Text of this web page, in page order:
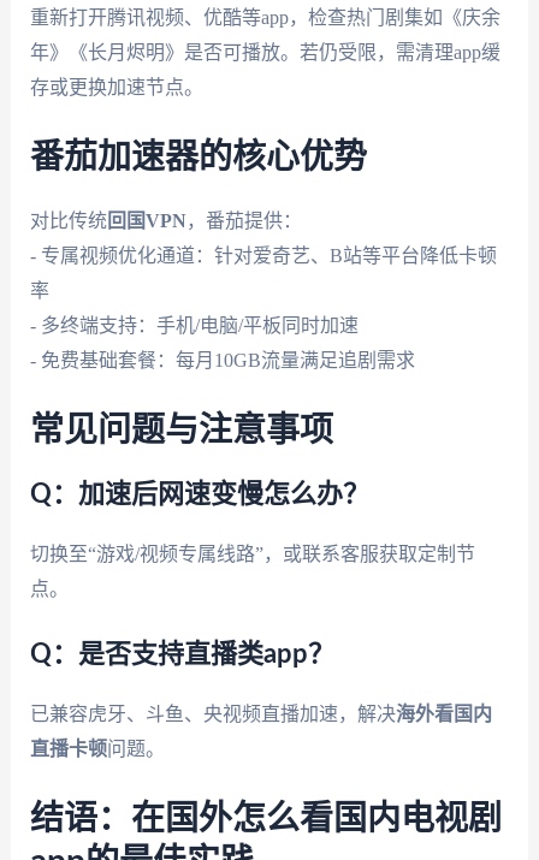
重新打开腾讯视频、优酷等app，检查热门剧集如《庆余
年》《长月烬明》是否可播放。若仍受限，需清理app缓
存或更换加速节点。
番茄加速器的核心优势
对比传统回国VPN，番茄提供：
- 专属视频优化通道：针对爱奇艺、B站等平台降低卡顿
率
- 多终端支持：手机/电脑/平板同时加速
- 免费基础套餐：每月10GB流量满足追剧需求
常见问题与注意事项
Q：加速后网速变慢怎么办？
切换至“游戏/视频专属线路”，或联系客服获取定制节
点。
Q：是否支持直播类app？
已兼容虎牙、斗鱼、央视频直播加速，解决海外看国内
直播卡顿问题。
结语：在国外怎么看国内电视剧